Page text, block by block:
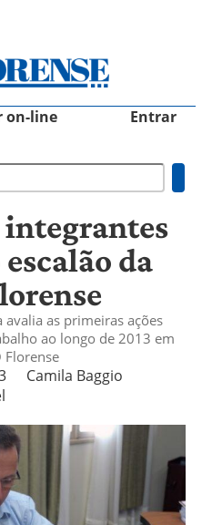
on-line Entrar
integrantes
da
avalia as primeiras ações
ao longo de 2013 em
Florense
Camila Baggio